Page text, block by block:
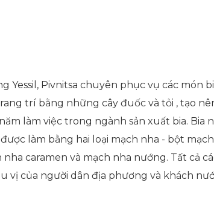
Yessil, Pivnitsa chuyên phục vụ các món
trí bằng những cây đuốc và tỏi , tạo
làm việc trong ngành sản xuất bia. Bia
làm bằng hai loại mạch nha - bột
caramen và mạch nha nướng. Tất cả
vị của người dân địa phương và khách